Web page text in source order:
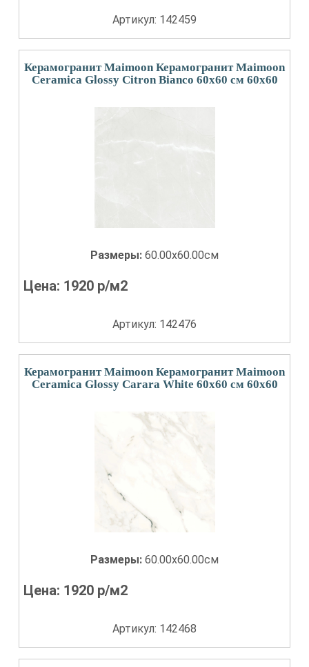
Артикул: 142459
Керамогранит Maimoon Керамогранит Maimoon
Ceramica Glossy Citron Bianco 60х60 см 60x60
Размеры: 60.00x60.00см
Цена: 1920 р/м2
Артикул: 142476
Керамогранит Maimoon Керамогранит Maimoon
Ceramica Glossy Carara White 60х60 см 60x60
Размеры: 60.00x60.00см
Цена: 1920 р/м2
Артикул: 142468